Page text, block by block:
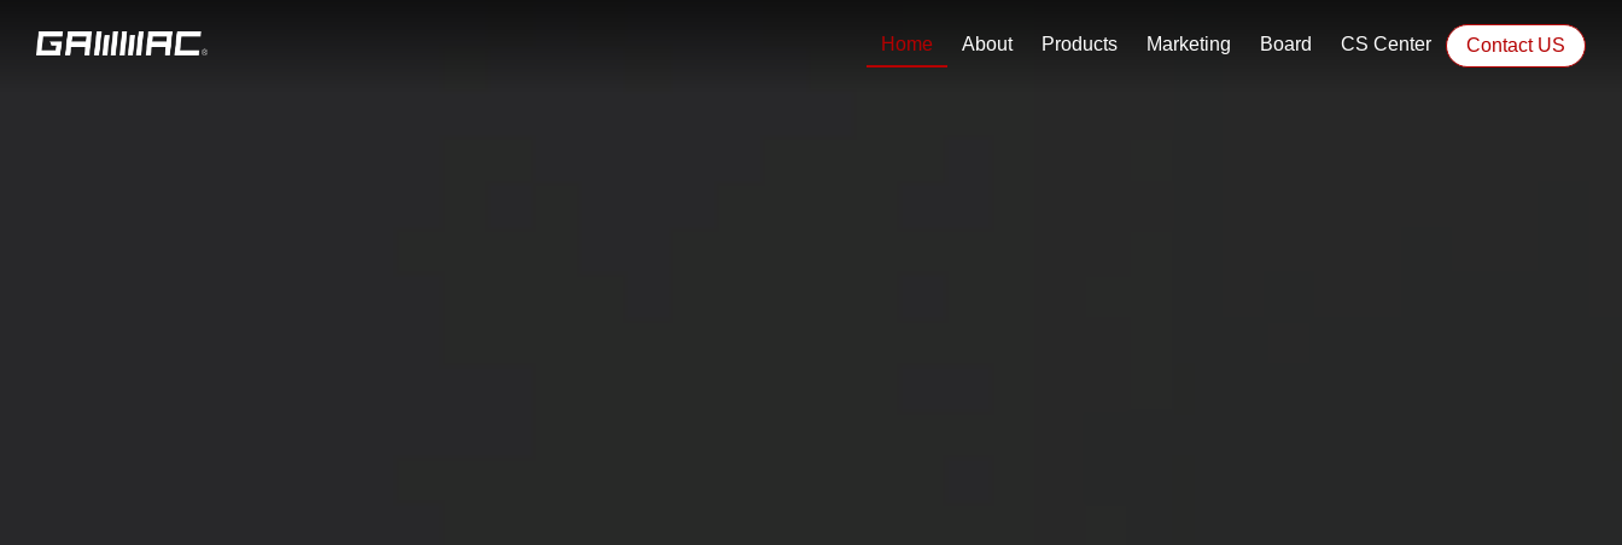
Home About Products Marketing Board CS Center Contact US